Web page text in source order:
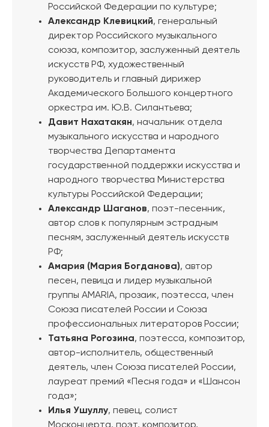
Российской Федерации по культуре;
Александр Клевицкий, генеральный
директор Российского музыкального
союза, композитор, заслуженный деятель
искусств РФ, художественный
руководитель и главный дирижер
Академического Большого концертного
оркестра им. Ю.В. Силантьева;
Давит Нахатакян, начальник отдела
музыкального искусства и народного
творчества Департамента
государственной поддержки искусства и
народного творчества Министерства
культуры Российской Федерации;
Александр Шаганов, поэт-песенник,
автор слов к популярным эстрадным
песням, заслуженный деятель искусств
РФ;
Амария (Мария Богданова), автор
песен, певица и лидер музыкальной
группы AMARIA, прозаик, поэтесса, член
Союза писателей России и Союза
профессиональных литераторов России;
Татьяна Рогозина, поэтесса, композитор,
автор-исполнитель, общественный
деятель, член Союза писателей России,
лауреат премий «Песня года» и «Шансон
года»;
Илья Ушуллу, певец, солист